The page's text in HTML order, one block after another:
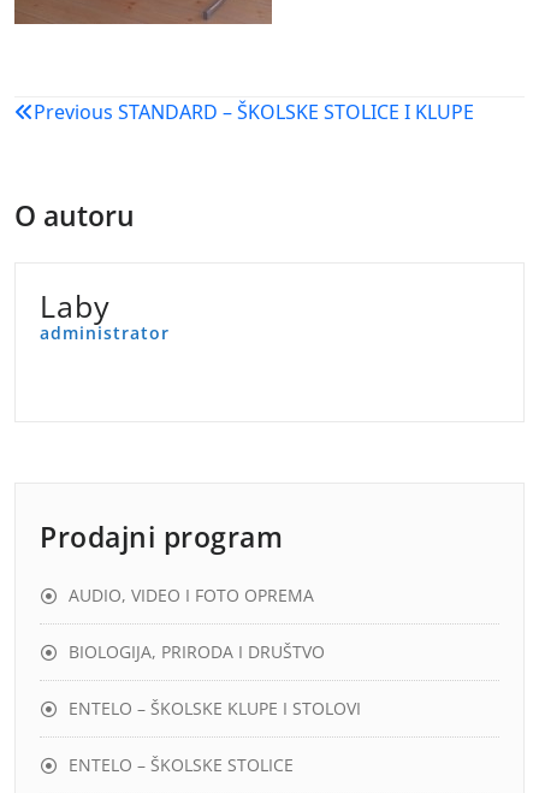
Navigacija
Previous STANDARD – ŠKOLSKE STOLICE I KLUPE
O autoru
Laby
administrator
Prodajni program
AUDIO, VIDEO I FOTO OPREMA
BIOLOGIJA, PRIRODA I DRUŠTVO
ENTELO – ŠKOLSKE KLUPE I STOLOVI
ENTELO – ŠKOLSKE STOLICE